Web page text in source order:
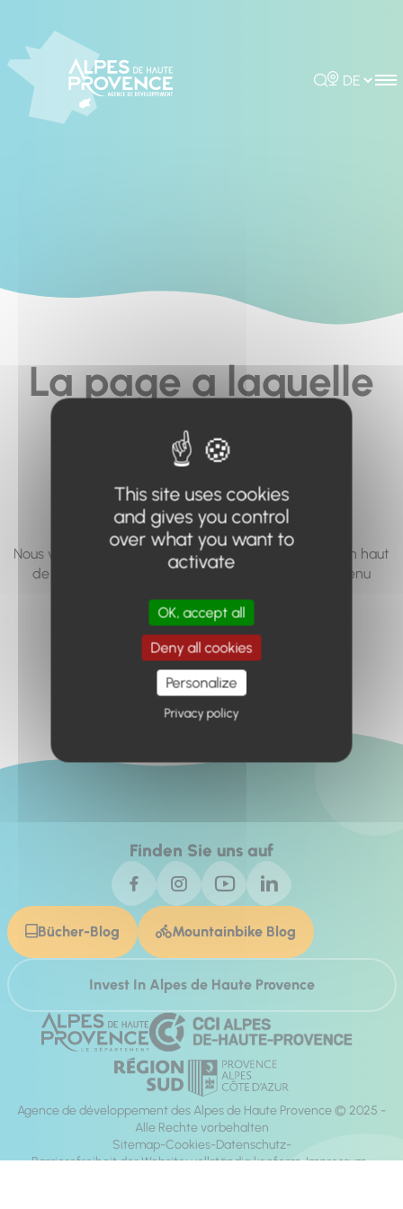
Rechercher
Choisir la
La page a laquelle
vous cherchez à
accéder n'existe
pas... ou plus.
Nous vous invitons à utiliser le moteur de recherche en haut
de page, ou à utiliser le menu pour trouver le contenu
Retour à l'accueil
Finden Sie uns auf
Bücher-Blog Mountainbike Blog
Invest In Alpes de Haute Provence
Agence de développement des Alpes de Haute Provence © 2025 -
Alle Rechte vorbehalten
Sitemap Cookies Datenschutz
Barrierefreiheit der Website: vollständig konform Impressum
This site uses cookies
and gives you control
over what you want to
activate
OK, accept all
Deny all cookies
Personalize
Privacy policy